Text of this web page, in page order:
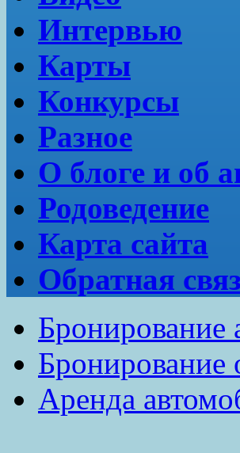
Интервью
Карты
Конкурсы
Разное
О блоге и об
Родоведение
Карта сайта
Обратная
Бронирование
Бронирование
Аренда